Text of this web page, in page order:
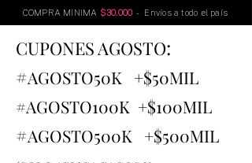
COMPRA MINIMA $30.000 - Envíos a todo el país
CUPONES AGOSTO:
#AGOSTO50K +$50MIL
#AGOSTO100K +$100MIL
#AGOSTO500K +$500MIL